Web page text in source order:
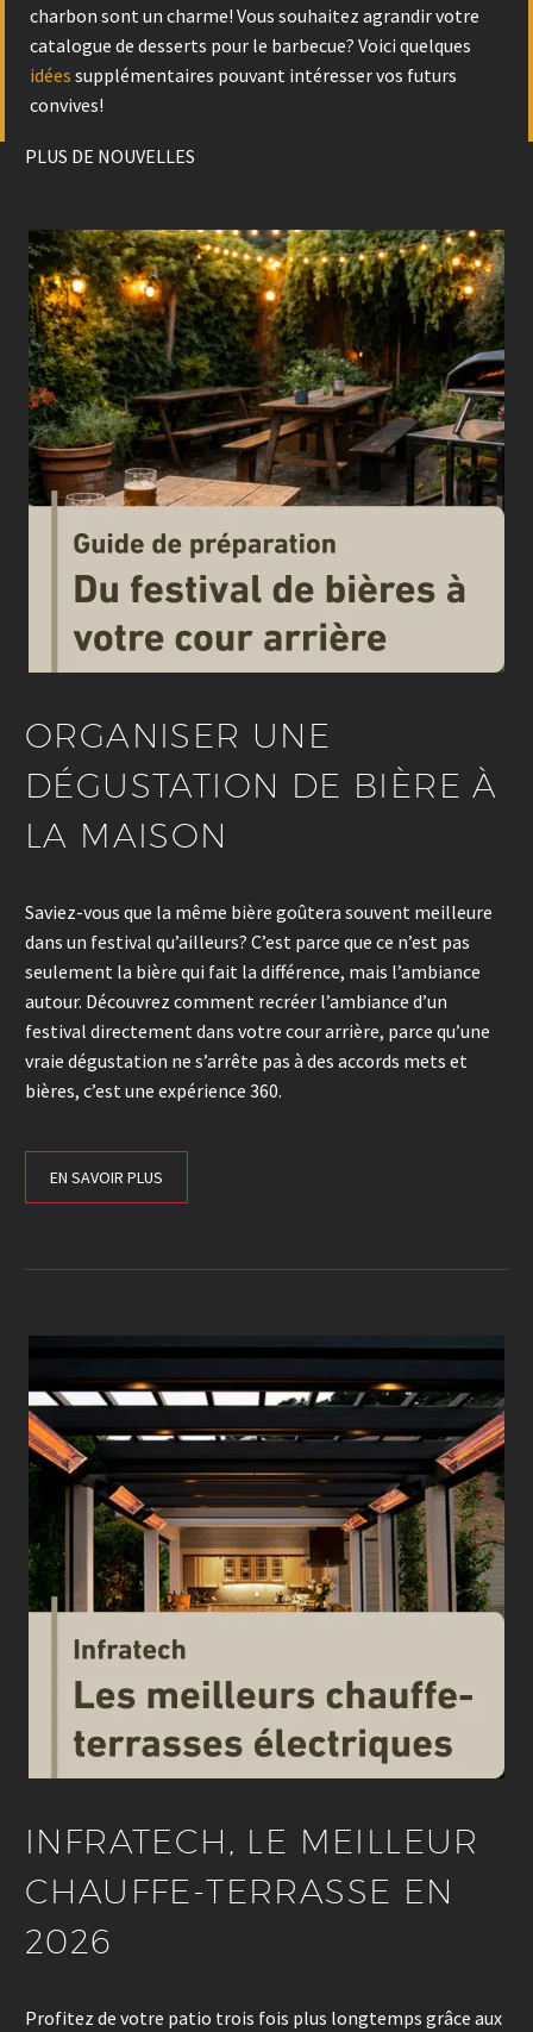
charbon sont un charme! Vous souhaitez agrandir votre
catalogue de desserts pour le barbecue? Voici quelques
idées supplémentaires pouvant intéresser vos futurs
convives!
PLUS DE NOUVELLES
ORGANISER UNE
DÉGUSTATION DE BIÈRE À
LA MAISON
Saviez-vous que la même bière goûtera souvent meilleure
dans un festival qu’ailleurs? C’est parce que ce n’est pas
seulement la bière qui fait la différence, mais l’ambiance
autour. Découvrez comment recréer l’ambiance d’un
festival directement dans votre cour arrière, parce qu’une
vraie dégustation ne s’arrête pas à des accords mets et
bières, c’est une expérience 360.
EN SAVOIR PLUS
INFRATECH, LE MEILLEUR
CHAUFFE-TERRASSE EN
2026
Profitez de votre patio trois fois plus longtemps grâce aux